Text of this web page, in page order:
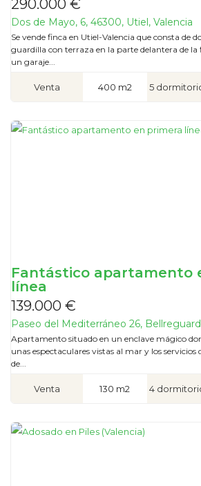
290.000 €
Dos de Mayo, 6, 46300, Utiel, Valencia
Se vende finca en Utiel-Valencia que consta de
guardilla con terraza en la parte delantera de la
un garaje...
Venta 400 m2 5
Fantástico apartamento
línea
139.000 €
Paseo del Mediterráneo 26,
Apartamento situado en un enclave mágico
unas espectaculares vistas al mar y los
de...
Venta 130 m2 4